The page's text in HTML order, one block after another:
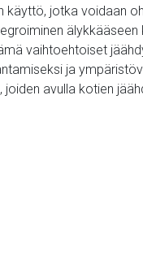
jotka voidaan
vaihtoehtoiset
ja
avulla kotien